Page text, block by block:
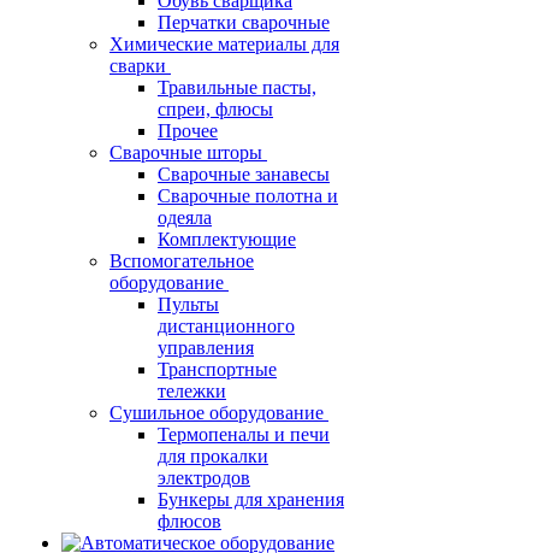
Перчатки сварочные
Химические материалы для
сварки
Травильные пасты,
спреи, флюсы
Прочее
Сварочные шторы
Сварочные занавесы
Сварочные полотна и
одеяла
Комплектующие
Вспомогательное
оборудование
Пульты
дистанционного
управления
Транспортные
тележки
Сушильное оборудование
Термопеналы и печи
для прокалки
электродов
Бункеры для хранения
флюсов